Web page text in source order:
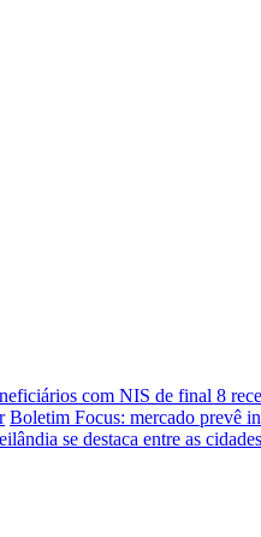
com NIS de final 8
Boletim Focus: mercado prevê
se destaca entre as